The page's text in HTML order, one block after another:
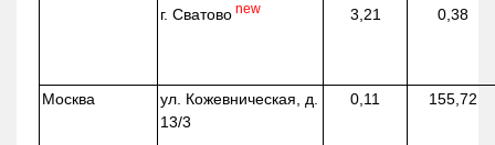
г. Сватово new 3,21 0,38
Москва ул. Кожевническая, д.
13/3
0,11 155,72